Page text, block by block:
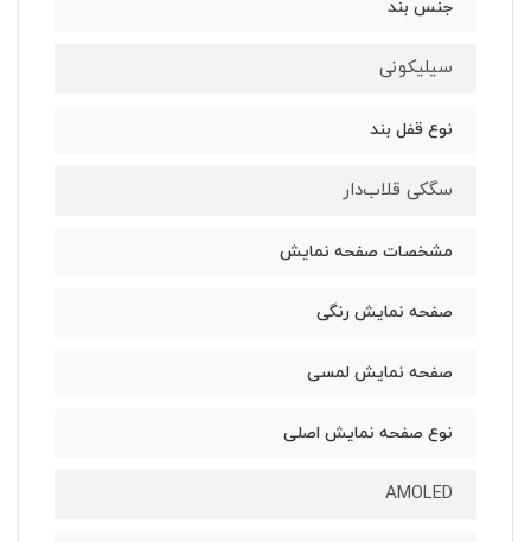
جنس بند
سیلیکونی
نوع قفل بند
سگکی قلاب‌دار
مشخصات صفحه نمایش
صفحه نمایش رنگی
صفحه نمایش لمسی
نوع صفحه نمایش اصلی
AMOLED